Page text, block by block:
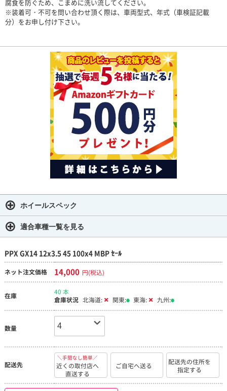
腐食を防ぐため、こまめに洗い流してください。
※装着可・不可を問い合わせ頂く際は、車両型式、年式（車検証記載
分）をお申し付け下さい。
ホイールスペック
適合車種一覧を見る
PPX GX14 12x3.5 45 100x4 MBP ｾｰﾙ
ネット注文価格 14,000 円(税込)
在庫
40 本
倉庫状況 北海道: 関東: 東海: 九州:
数量
配送先
＼手間なし簡単／
近くの取付店へ
直送する
ご自宅へ送る
配送先の住所を
指定する